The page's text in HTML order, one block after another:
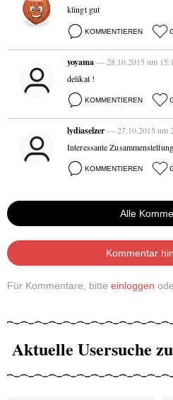
klingt gut
KOMMENTIEREN
yoyama— 28.10.2015 um
delikat !
KOMMENTIEREN
lydiaselzer— 27.10.2015 um
Interessante
KOMMENTIEREN
Alle
Kommentar
Für Kommentare, bitte einloggen
Aktuelle Usersuche